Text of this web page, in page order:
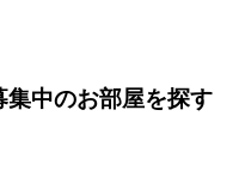
集中のお部屋を探す